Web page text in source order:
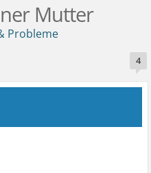
Mutter
Probleme
4